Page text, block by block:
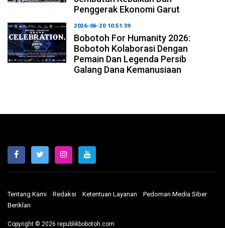
Penggerak Ekonomi Garut
2026-06-20 10:51:39
Bobotoh For Humanity 2026:
Bobotoh Kolaborasi Dengan
Pemain Dan Legenda Persib
Galang Dana Kemanusiaan
Tentang Kami Redaksi Ketentuan Layanan
Pedoman Media Siber
Beriklan
Copyright © 2026 republikbobotoh.com